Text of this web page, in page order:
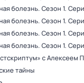
болезнь. Сезон 1.
болезнь. Сезон 1.
болезнь. Сезон 1.
болезнь. Сезон 1.
с Алексеем
тайны